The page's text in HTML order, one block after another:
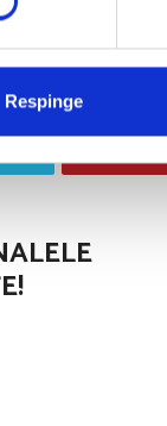
Respinge
liber.